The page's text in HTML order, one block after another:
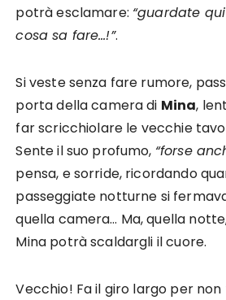
potrà esclamare: “guardate
cosa sa fare…!”.
Si veste senza fare rumore,
porta della camera di Mina,
far scricchiolare le vecchie
Sente il suo profumo, “forse
pensa, e sorride, ricordando
passeggiate notturne si
quella camera… Ma, quella
Mina potrà scaldargli il cuore.
Vecchio! Fa il giro largo per